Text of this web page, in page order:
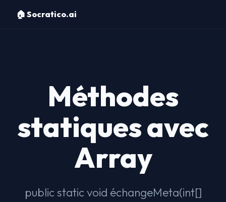
🏠 Socratico.ai
Méthodes
statiques avec
Array
public static void échangeMeta(int[]